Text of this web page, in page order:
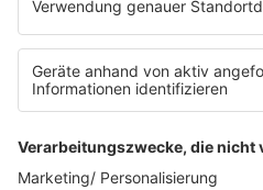
Impressum
Datenschutzerklärung